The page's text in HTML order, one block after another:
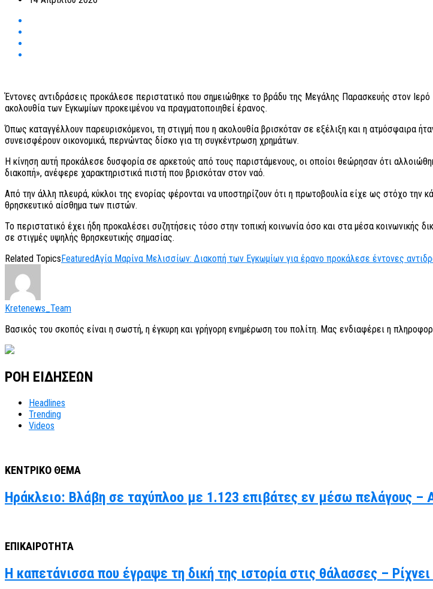
Έντονες αντιδράσεις προκάλεσε περιστατικό που σημειώθηκε το βράδυ της Μεγάλης Παρασκευής στον
ακολουθία των Εγκωμίων προκειμένου να πραγματοποιηθεί έρανος.
Όπως καταγγέλλουν παρευρισκόμενοι, τη στιγμή που η ακολουθία βρισκόταν σε εξέλιξη και η ατμόσφαιρα
συνεισφέρουν οικονομικά, περνώντας δίσκο για τη συγκέντρωση χρημάτων.
Η κίνηση αυτή προκάλεσε δυσφορία σε αρκετούς από τους παριστάμενους, οι οποίοι θεώρησαν ότι
διακοπή», ανέφερε χαρακτηριστικά πιστή που βρισκόταν στον ναό.
Από την άλλη πλευρά, κύκλοι της ενορίας φέρονται να υποστηρίζουν ότι η πρωτοβουλία είχε ως στόχο
θρησκευτικό αίσθημα των πιστών.
Το περιστατικό έχει ήδη προκαλέσει συζητήσεις τόσο στην τοπική κοινωνία όσο και στα μέσα κοινωνικής
σε στιγμές υψηλής θρησκευτικής σημασίας.
Related Topics FeaturedΑγία Μαρίνα Μελισσίων: Διακοπή των Εγκωμίων για έρανο προκάλεσε έντονες
Kretenews_Team
Βασικός του σκοπός είναι η σωστή, η έγκυρη και γρήγορη ενημέρωση του πολίτη. Μας ενδιαφέρει η
ΡΟΗ ΕΙΔΗΣΕΩΝ
Headlines
Trending
Videos
ΚΕΝΤΡΙΚΟ ΘΕΜΑ
Ηράκλειο: Βλάβη σε ταχύπλοο με 1.123 επιβάτες εν μέσω πελάγους –
ΕΠΙΚΑΙΡΟΤΗΤΑ
Η καπετάνισσα που έγραψε τη δική της ιστορία στις θάλασσες –